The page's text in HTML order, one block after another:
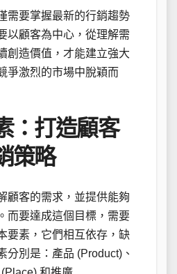
需要掌握最新的行銷趨勢
以顧客為中心，從理解需
創造價值，才能建立強大
爭激烈的市場中脫穎而
：打造顧客
策略
顧客的需求，並提供能夠
而要達成這個目標，需要
要素，它們相互依存，缺
分別是：產品 (Product)、